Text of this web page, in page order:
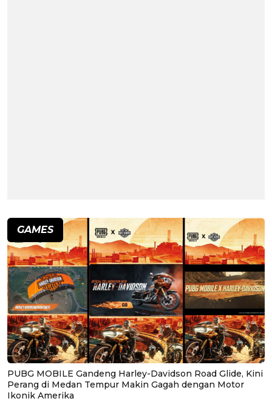
GAMES
PUBG MOBILE Gandeng Harley-Davidson Road Glide, Kini
Perang di Medan Tempur Makin Gagah dengan Motor
Ikonik Amerika